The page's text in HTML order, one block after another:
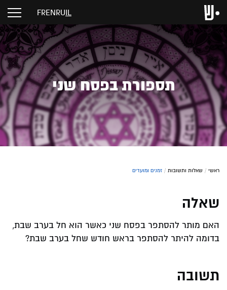
IL
RU
EN
FR
תספורת בפסח שני
ראשי / שאלות ותשובות / זמנים ומועדים
שאלה
האם מותר להסתפר בפסח שני כאשר הוא חל בערב שבת,
בדומה להיתר להסתפר בראש חודש שחל בערב שבת?
תשובה